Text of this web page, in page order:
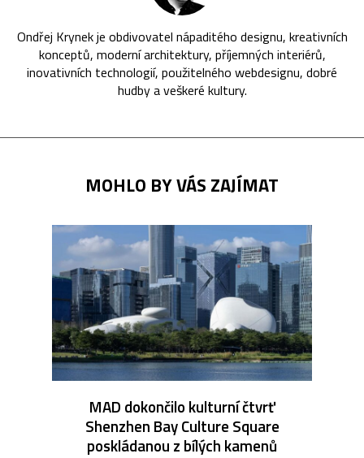
Ondřej Krynek je obdivovatel nápaditého designu, kreativních
konceptů, moderní architektury, příjemných interiérů,
inovativních technologií, použitelného webdesignu, dobré
hudby a veškeré kultury.
MOHLO BY VÁS ZAJÍMAT
MAD dokončilo kulturní čtvrť
Shenzhen Bay Culture Square
poskládanou z bílých kamenů